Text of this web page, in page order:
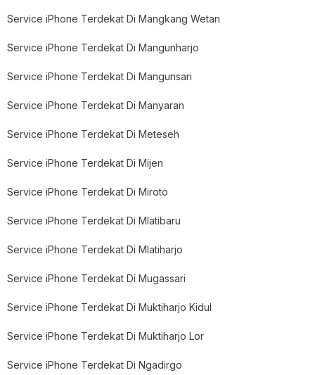
Service iPhone Terdekat Di Mangkang Wetan
Service iPhone Terdekat Di Mangunharjo
Service iPhone Terdekat Di Mangunsari
Service iPhone Terdekat Di Manyaran
Service iPhone Terdekat Di Meteseh
Service iPhone Terdekat Di Mijen
Service iPhone Terdekat Di Miroto
Service iPhone Terdekat Di Mlatibaru
Service iPhone Terdekat Di Mlatiharjo
Service iPhone Terdekat Di Mugassari
Service iPhone Terdekat Di Muktiharjo Kidul
Service iPhone Terdekat Di Muktiharjo Lor
Service iPhone Terdekat Di Ngadirgo